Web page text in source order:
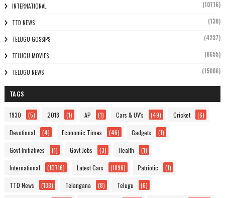
INTERNATIONAL (10716)
TTD NEWS (138)
TELUGU GOSSIPS (4237)
TELUGU MOVIES (8655)
TELUGU NEWS (15006)
TAGS
1930 (5) 2018 (1) AP (1) Cars & UV's (49) Cricket (6)
Devotional (4) Economic Times (46) Gadgets (1)
Govt Initiatives (1) Govt Jobs (3) Health (1)
International (10716) Latest Cars (1896) Patriotic (1)
TTD News (138) Telangana (8) Telugu (6)